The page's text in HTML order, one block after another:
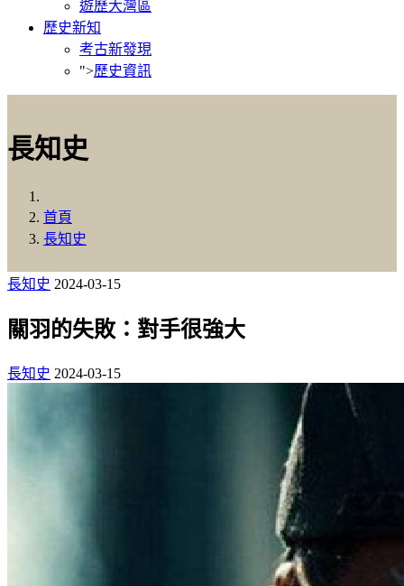
遊歷大灣區
歷史新知
考古新發現
">歷史資訊
長知史
首頁
長知史
長知史 2024-03-15
關羽的失敗：對手很強大
長知史 2024-03-15